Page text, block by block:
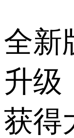
全新
升级
获得